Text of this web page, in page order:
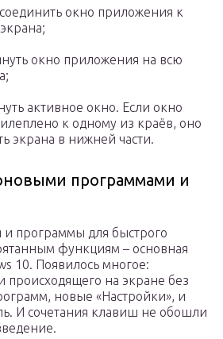
окно приложения к
окно приложения на всю
активное окно. Если окно
к одному из краёв, оно
экрана в нижней части.
программами и
программы для быстрого
функциям – основная
10. Появилось многое:
происходящего на экране без
новые «Настройки», и
И сочетания клавиш не обошли